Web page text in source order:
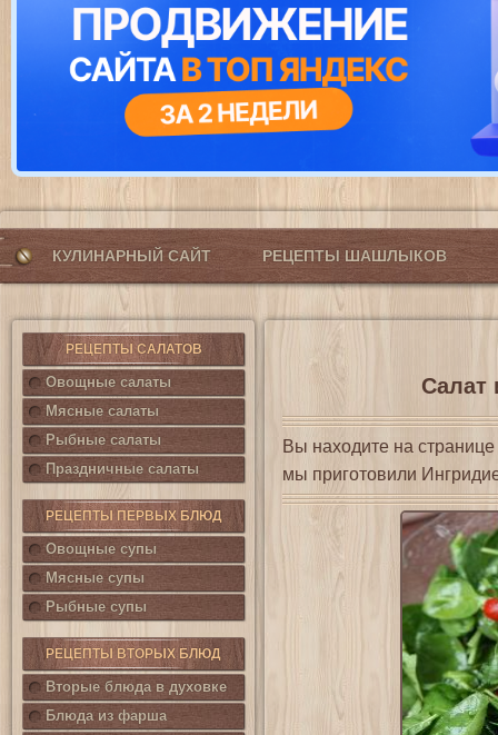
КУЛИНАРНЫЙ САЙТ РЕЦЕПТЫ ШАШЛЫКОВ
РЕЦЕПТЫ САЛАТОВ
Овощные салаты
Мясные салаты
Рыбные салаты
Праздничные салаты
РЕЦЕПТЫ ПЕРВЫХ БЛЮД
Овощные супы
Мясные супы
Рыбные супы
РЕЦЕПТЫ ВТОРЫХ БЛЮД
Вторые блюда в духовке
Блюда из фарша
Салат
Вы находите на странице
мы приготовили